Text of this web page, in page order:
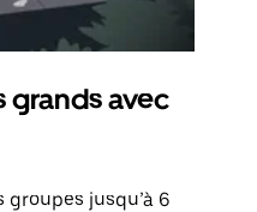
grands avec
jusqu’à 6